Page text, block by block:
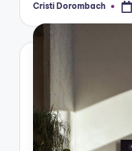
Posted
Cristi Dorombach